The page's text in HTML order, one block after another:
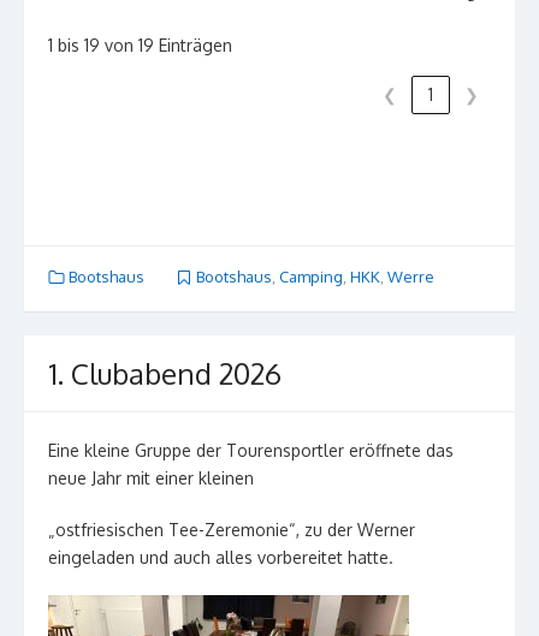
1 bis 19 von 19 Einträgen
❮ 1 ❯
Bootshaus Bootshaus, Camping, HKK, Werre
1. Clubabend 2026
Eine kleine Gruppe der Tourensportler eröffnete das
neue Jahr mit einer kleinen
„ostfriesischen Tee-Zeremonie“, zu der Werner
eingeladen und auch alles vorbereitet hatte.